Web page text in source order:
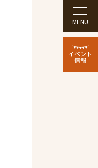
MENU
イベント
情報